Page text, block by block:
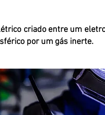
criado entre um
por um gás inerte.